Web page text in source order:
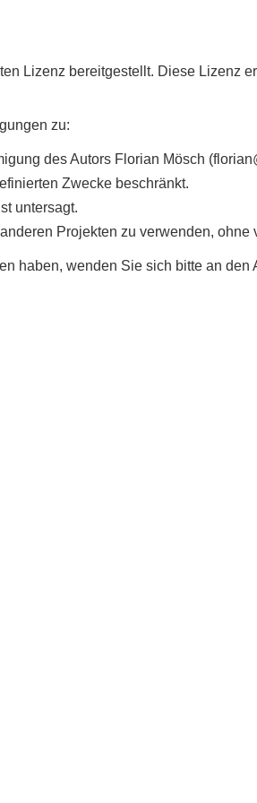
Lizenz bereitgestellt. Diese Lizenz
zu:
des Autors Florian Mösch
Zwecke beschränkt.
untersagt.
Projekten zu verwenden, ohne
haben, wenden Sie sich bitte an den